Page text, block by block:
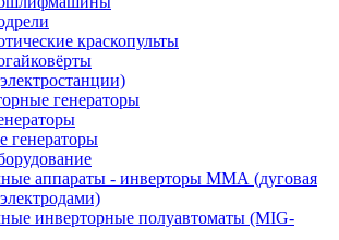
краскопульты
генераторы
генераторы
аппараты - инверторы ММА (дуговая
инверторные полуавтоматы (MIG-